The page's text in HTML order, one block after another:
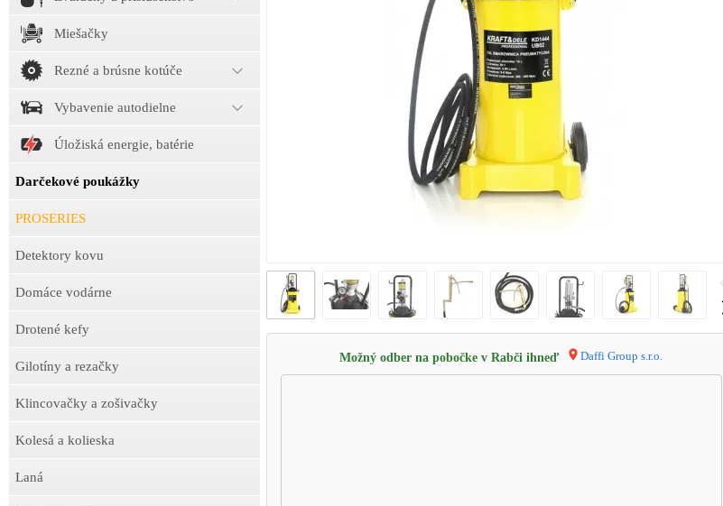
Miešačky
Rezné a brúsne kotúče
Vybavenie autodielne
Úložiská energie, batérie
Darčekové poukážky
PROSERIES
Detektory kovu
Domáce vodárne
Drotené kefy
Gilotíny a rezačky
Klincovačky a zošivačky
Kolesá a kolieska
Laná
Možný odber na pobočke v Rabči ihneď Daffi Group s.r.o.